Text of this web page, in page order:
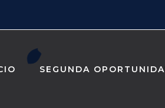
SEGUNDA